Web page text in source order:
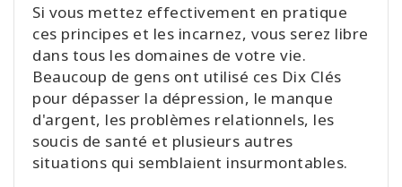
Si vous mettez effectivement en pratique
ces principes et les incarnez, vous serez libre
dans tous les domaines de votre vie.
Beaucoup de gens ont utilisé ces Dix Clés
pour dépasser la dépression, le manque
d'argent, les problèmes relationnels, les
soucis de santé et plusieurs autres
situations qui semblaient insurmontables.